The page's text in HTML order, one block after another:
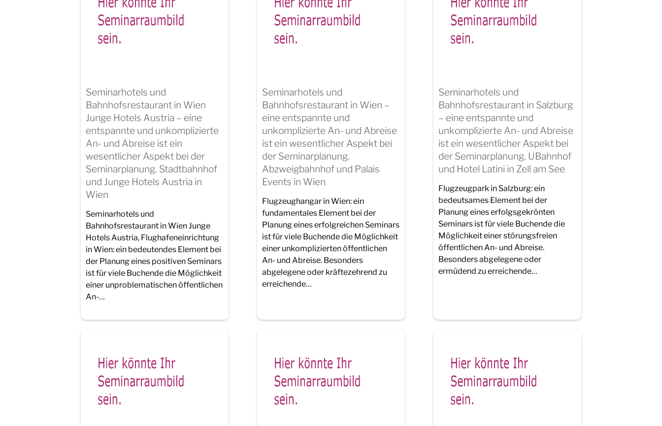
Seminarhotels und
Bahnhofsrestaurant in Wien
Junge Hotels Austria – eine
entspannte und unkomplizierte
An- und Abreise ist ein
wesentlicher Aspekt bei der
Seminarplanung. Stadtbahnhof
und Junge Hotels Austria in
Wien
Seminarhotels und
Bahnhofsrestaurant in Wien Junge
Hotels Austria, Flughafeneinrichtung
in Wien: ein bedeutendes Element bei
der Planung eines positiven Seminars
ist für viele Buchende die Möglichkeit
einer unproblematischen öffentlichen
An-…
Seminarhotels und
Bahnhofsrestaurant in Wien –
eine entspannte und
unkomplizierte An- und Abreise
ist ein wesentlicher Aspekt bei
der Seminarplanung.
Abzweigbahnhof und Palais
Events in Wien
Flugzeughangar in Wien: ein
fundamentales Element bei der
Planung eines erfolgreichen Seminars
ist für viele Buchende die Möglichkeit
einer unkomplizierten öffentlichen
An- und Abreise. Besonders
abgelegene oder kräftezehrend zu
erreichende…
Seminarhotels und
Bahnhofsrestaurant in Salzburg
– eine entspannte und
unkomplizierte An- und Abreise
ist ein wesentlicher Aspekt bei
der Seminarplanung. UBahnhof
und Hotel Latini in Zell am See
Flugzeugpark in Salzburg: ein
bedeutsames Element bei der
Planung eines erfolgsgekrönten
Seminars ist für viele Buchende die
Möglichkeit einer störungsfreien
öffentlichen An- und Abreise.
Besonders abgelegene oder
ermüdend zu erreichende…